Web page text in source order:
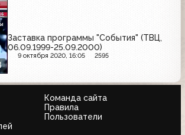
Заставка программы "События" (ТВЦ,
06.09.1999-25.09.2000)
9 октября 2020, 16:05 2595
Команда сайта
Правила
Пользователи